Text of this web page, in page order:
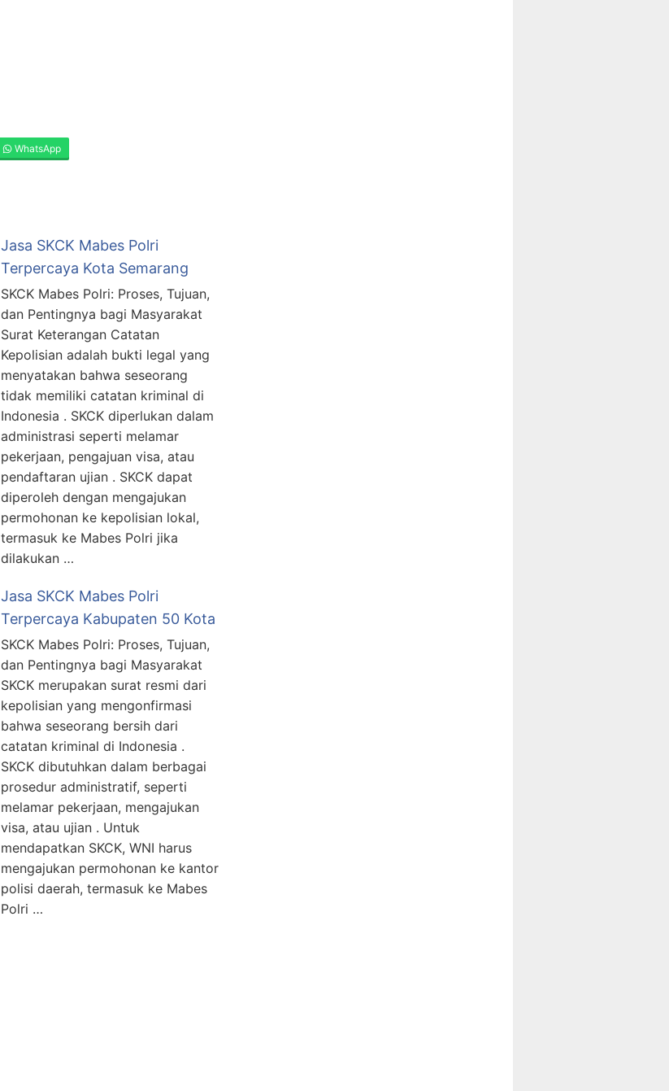
WhatsApp
Jasa SKCK Mabes Polri
Terpercaya Kota Semarang
SKCK Mabes Polri: Proses, Tujuan,
dan Pentingnya bagi Masyarakat
Surat Keterangan Catatan
Kepolisian adalah bukti legal yang
menyatakan bahwa seseorang
tidak memiliki catatan kriminal di
Indonesia . SKCK diperlukan dalam
administrasi seperti melamar
pekerjaan, pengajuan visa, atau
pendaftaran ujian . SKCK dapat
diperoleh dengan mengajukan
permohonan ke kepolisian lokal,
termasuk ke Mabes Polri jika
dilakukan …
Jasa SKCK Mabes Polri
Terpercaya Kabupaten 50 Kota
SKCK Mabes Polri: Proses, Tujuan,
dan Pentingnya bagi Masyarakat
SKCK merupakan surat resmi dari
kepolisian yang mengonfirmasi
bahwa seseorang bersih dari
catatan kriminal di Indonesia .
SKCK dibutuhkan dalam berbagai
prosedur administratif, seperti
melamar pekerjaan, mengajukan
visa, atau ujian . Untuk
mendapatkan SKCK, WNI harus
mengajukan permohonan ke kantor
polisi daerah, termasuk ke Mabes
Polri …